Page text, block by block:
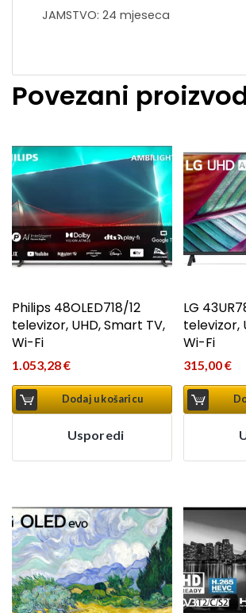
JAMSTVO: 24 mjeseca
Povezani
Philips 48OLED718/12
televizor, UHD, Smart TV,
Wi-Fi
1.053,28€
Dodaj u košaricu
Usporedi
LG
televizor,
Wi-Fi
315,00€